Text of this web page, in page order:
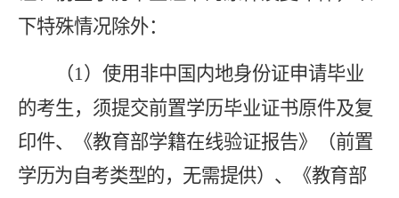
下特殊情况除外：
（1）使用非中国内地身份证申请毕业
的考生，须提交前置学历毕业证书原件及复
印件、《教育部学籍在线验证报告》（前置
学历为自考类型的，无需提供）、《教育部